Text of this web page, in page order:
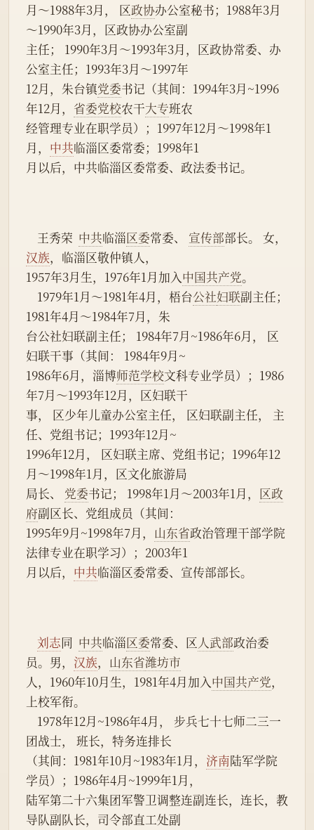
月～1988年3月， 区政协办公室秘书；1988年3月
～1990年3月，区政协办公室副
主任； 1990年3月～1993年3月，区政协常委、办
公室主任；1993年3月～1997年
12月，朱台镇党委书记（其间：1994年3月~1996
年12月， 省委党校农干大专班农
经管理专业在职学员）；1997年12月～1998年1
月， 中共临淄区委常委；1998年1
月以后，中共临淄区委常委、政法委书记。
    王秀荣
中共临淄区委常委、 宣传部部长。 女，
汉族，临淄区敬仲镇人，
1957年3月生，1976年1月加入中国共产党。
    1979年1月～1981年4月，梧台
公社妇联副主任；
1981年4月～1984年7月，朱
台公社妇联副主任； 1984年7月~1986年6月， 区
妇联干事（其间： 1984年9月~
1986年6月，淄博师范学校文科专业学员）；1986
年7月～1993年12月，区妇联干
事， 区少年儿童办公室主任， 区妇联副主任， 主
任、党组书记；1993年12月~
1996年12月， 区妇联主席、党组书记；1996年12
月～1998年1月，区文化旅游局
局长、 党委书记； 1998年1月～2003年1月， 区政
府副区长、党组成员（其间：
1995年9月~1998年7月， 山东省政治管理干部学院
法律专业在职学习）；2003年1
月以后， 中共临淄区委常委、宣传部部长。
刘志同 中共临淄区委常委、区人武部政治委
员。男， 汉族， 山东省潍坊市
人，1960年10月生，1981年4月加入中国共产党，
上校军衔。
团战士， 班长，特务连排长
（其间：1981年10月~1983年1月， 济南陆军学院
学员）；1986年4月~1999年1月，
陆军第二十六集团军警卫调整连副连长，连长，教
导队副队长，司令部直工处副